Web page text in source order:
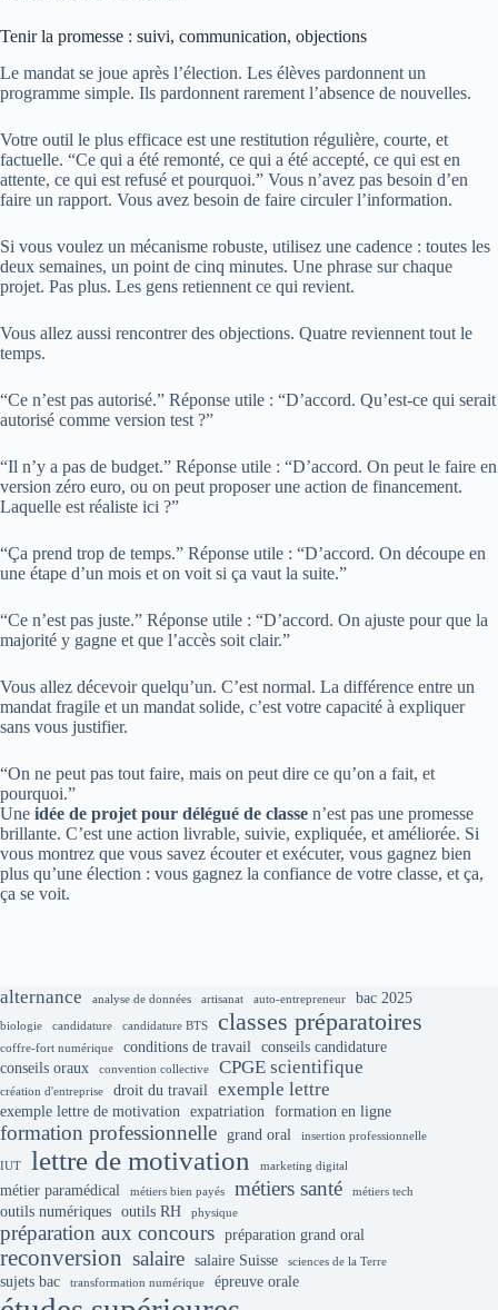
Tenir la promesse : suivi, communication, objections
Le mandat se joue après l’élection. Les élèves pardonnent un
programme simple. Ils pardonnent rarement l’absence de nouvelles.
Votre outil le plus efficace est une restitution régulière, courte, et
factuelle. “Ce qui a été remonté, ce qui a été accepté, ce qui est en
attente, ce qui est refusé et pourquoi.” Vous n’avez pas besoin d’en
faire un rapport. Vous avez besoin de faire circuler l’information.
Si vous voulez un mécanisme robuste, utilisez une cadence : toutes les
deux semaines, un point de cinq minutes. Une phrase sur chaque
projet. Pas plus. Les gens retiennent ce qui revient.
Vous allez aussi rencontrer des objections. Quatre reviennent tout le
temps.
“Ce n’est pas autorisé.” Réponse utile : “D’accord. Qu’est-ce qui serait
autorisé comme version test ?”
“Il n’y a pas de budget.” Réponse utile : “D’accord. On peut le faire en
version zéro euro, ou on peut proposer une action de financement.
Laquelle est réaliste ici ?”
“Ça prend trop de temps.” Réponse utile : “D’accord. On découpe en
une étape d’un mois et on voit si ça vaut la suite.”
“Ce n’est pas juste.” Réponse utile : “D’accord. On ajuste pour que la
majorité y gagne et que l’accès soit clair.”
Vous allez décevoir quelqu’un. C’est normal. La différence entre un
mandat fragile et un mandat solide, c’est votre capacité à expliquer
sans vous justifier.
“On ne peut pas tout faire, mais on peut dire ce qu’on a fait, et
pourquoi.”
Une idée de projet pour délégué de classe n’est pas une promesse
brillante. C’est une action livrable, suivie, expliquée, et améliorée. Si
vous montrez que vous savez écouter et exécuter, vous gagnez bien
plus qu’une élection : vous gagnez la confiance de votre classe, et ça,
ça se voit.
alternance analyse de données artisanat auto-entrepreneur bac 2025
biologie candidature candidature BTS classes préparatoires
coffre-fort numérique conditions de travail
conseils candidature
conseils oraux
convention collective CPGE scientifique
création d'entreprise droit du travail exemple lettre
exemple lettre de motivation expatriation formation en ligne
formation professionnelle grand oral insertion professionnelle
IUT lettre de motivation marketing digital
métier paramédical métiers bien payés métiers santé métiers tech
outils numériques outils RH physique
préparation aux concours préparation grand oral
reconversion salaire salaire Suisse sciences de la Terre
sujets bac transformation numérique épreuve orale